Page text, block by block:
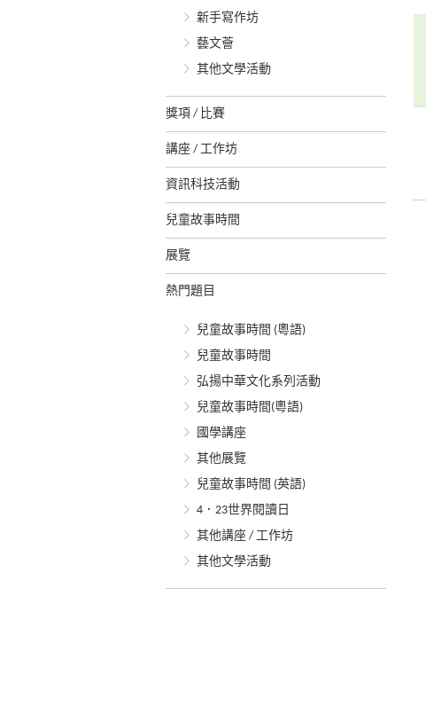
新手寫作坊
藝文薈
其他文學活動
獎項 / 比賽
講座 / 工作坊
資訊科技活動
兒童故事時間
展覽
熱門題目
兒童故事時間 (粵語)
兒童故事時間
弘揚中華文化系列活動
兒童故事時間(粵語)
國學講座
其他展覽
兒童故事時間 (英語)
4．23世界閱讀日
其他講座 / 工作坊
其他文學活動